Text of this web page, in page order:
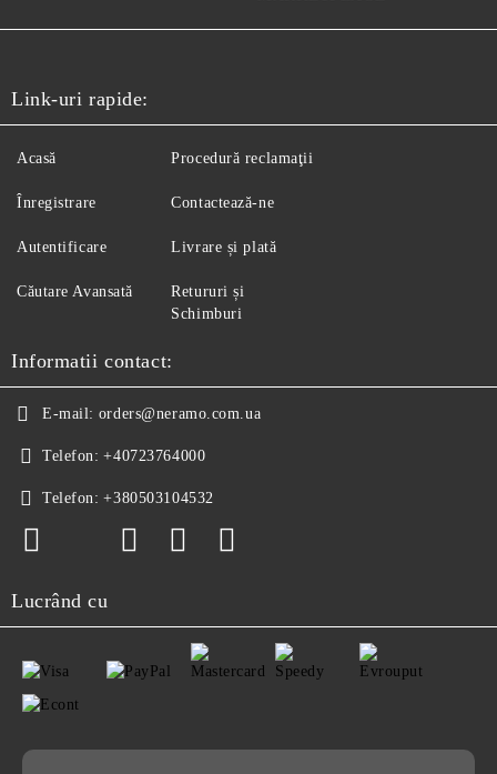
Link-uri rapide:
Acasă
Înregistrare
Autentificare
Căutare Avansată
Procedură reclamaţii
Contactează-ne
Livrare și plată
Retururi și
Schimburi
Informatii contact:
E-mail: orders@neramo.com.ua
Telefon: +40723764000
Telefon: +380503104532
Lucrând cu